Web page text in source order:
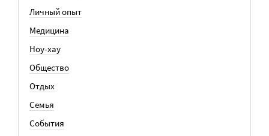
Личный опыт
Медицина
Ноу-хау
Общество
Отдых
Семья
События